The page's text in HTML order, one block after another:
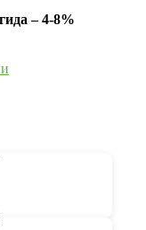
– 4-8%